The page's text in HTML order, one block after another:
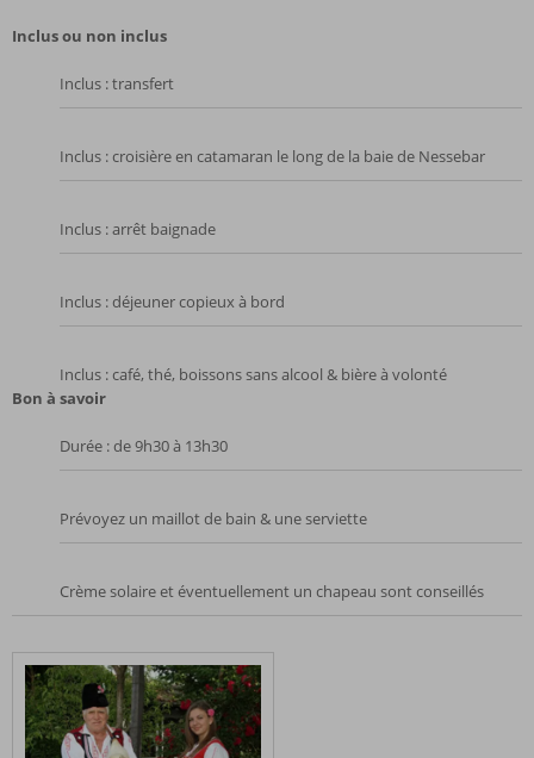
Inclus ou non inclus
Inclus : transfert
Inclus : croisière en catamaran le long de la baie de Nessebar
Inclus : arrêt baignade
Inclus : déjeuner copieux à bord
Inclus : café, thé, boissons sans alcool & bière à volonté
Bon à savoir
Durée : de 9h30 à 13h30
Prévoyez un maillot de bain & une serviette
Crème solaire et éventuellement un chapeau sont conseillés